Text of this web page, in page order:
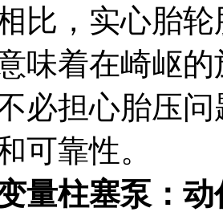
比，实心胎
味着在崎岖
必担心胎压
可靠性。
量柱塞泵：动